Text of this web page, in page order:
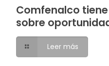
Comfenalco
sobre
Leer más